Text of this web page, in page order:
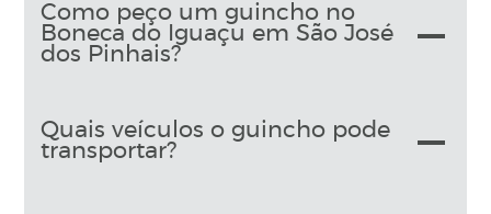
Como peço um guincho no
Boneca do Iguaçu em São José
dos Pinhais?
Quais veículos o guincho pode
transportar?